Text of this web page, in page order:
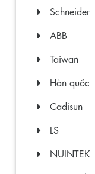
Schneider
ABB
Taiwan
Hàn quốc
Cadisun
LS
NUINTEK